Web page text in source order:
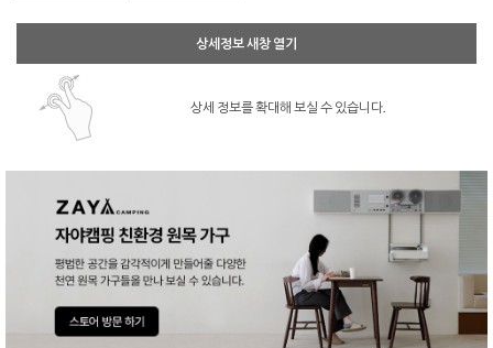
상세정보 새창 열기
상세 정보를 확대해 보실 수 있습니다.